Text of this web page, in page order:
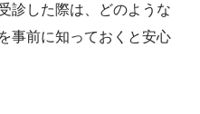
診した際は、どのような
事前に知っておくと安心